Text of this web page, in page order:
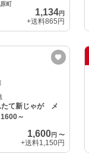
町
1,134円
+送料865円
て新じゃが メ
～
1,600円 〜
+送料1,150円